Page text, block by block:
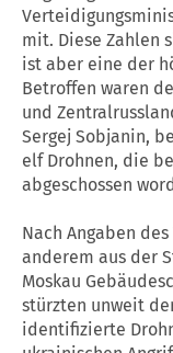
mit. Diese Zahlen
ist aber eine der
Betroffen waren
und
Sergej Sobjanin,
elf Drohnen, die
abgeschossen
Nach Angaben
anderem aus der
Moskau
stürzten unweit
identifizierte